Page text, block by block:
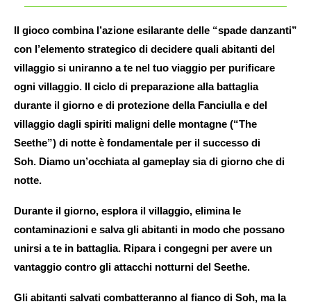
Il gioco combina l’azione esilarante delle “spade danzanti”
con l’elemento strategico di decidere quali abitanti del
villaggio si uniranno a te nel tuo viaggio per purificare
ogni villaggio. Il ciclo di preparazione alla battaglia
durante il giorno e di protezione della Fanciulla e del
villaggio dagli spiriti maligni delle montagne (“The
Seethe”) di notte è fondamentale per il successo di
Soh. Diamo un’occhiata al gameplay sia di giorno che di
notte.
Durante il giorno, esplora il villaggio, elimina le
contaminazioni e salva gli abitanti in modo che possano
unirsi a te in battaglia. Ripara i congegni per avere un
vantaggio contro gli attacchi notturni del Seethe.
Gli abitanti salvati combatteranno al fianco di Soh, ma la